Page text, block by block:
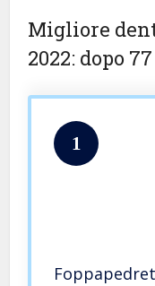
Migliore
2022: dopo
1